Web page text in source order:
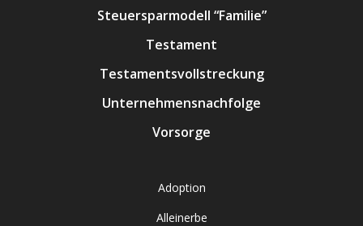
Steuersparmodell “Familie”
Testament
Testamentsvollstreckung
Unternehmensnachfolge
Vorsorge
Adoption
Alleinerbe